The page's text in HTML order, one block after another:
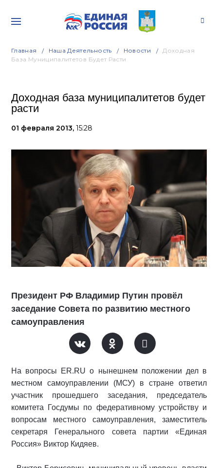
Главная Наша Деятельность Новости
Доходная
База Муниципалитетов Будет Расти
Доходная база муниципалитетов будет
расти
01 февраля 2013, 15:28
Президент РФ Владимир Путин провёл
заседание Совета по развитию местного
самоуправления
На вопросы ER.RU о нынешнем положении дел в
местном самоуправлении (МСУ) в стране ответил
участник прошедшего заседания, председатель
комитета Госдумы по федеративному устройству и
вопросам местного самоуправления, заместитель
секретаря Генерального совета партии «Единая
Россия» Виктор Кидяев.